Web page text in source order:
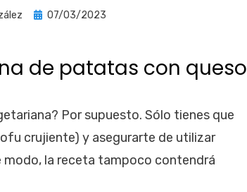
Publicada
07/03/2023
de patatas con queso
Por supuesto. Sólo tienes que
crujiente) y asegurarte de utilizar
modo, la receta tampoco contendrá